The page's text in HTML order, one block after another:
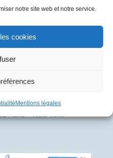
notre site web et notre service.
cookies
Mentions légales